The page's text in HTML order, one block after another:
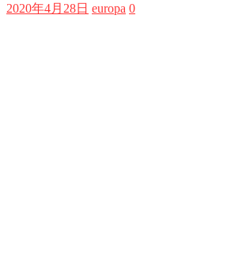
2020年4月28日 europa 0